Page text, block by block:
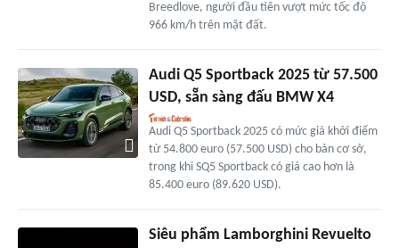
Breedlove, người đầu tiên vượt mức tốc độ
966 km/h trên mặt đất.
Audi Q5 Sportback 2025 từ 57.500
USD, sẵn sàng đấu BMW X4
Audi Q5 Sportback 2025 có mức giá khởi điểm
từ 54.800 euro (57.500 USD) cho bản cơ sở,
trong khi SQ5 Sportback có giá cao hơn là
85.400 euro (89.620 USD).
Siêu phẩm Lamborghini Revuelto